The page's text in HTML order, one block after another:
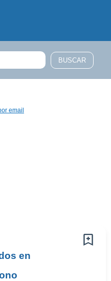
email
en